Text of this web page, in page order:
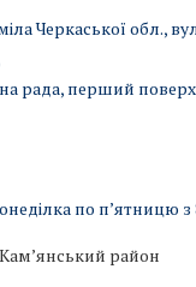
Черкаської обл.,
рада, перший
по п’ятницю з
район